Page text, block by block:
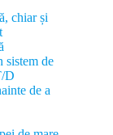
chiar și
sistem de
D
de a